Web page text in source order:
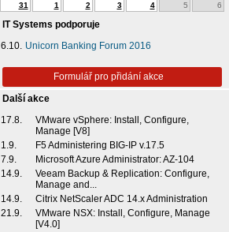
31
1 2 3 4 5 6
IT Systems podporuje
6.10. Unicorn Banking Forum 2016
Formulář pro přidání akce
Další akce
17.8.
VMware vSphere: Install, Configure,
Manage [V8]
1.9.
F5 Administering BIG-IP v.17.5
7.9.
Microsoft Azure Administrator: AZ-104
14.9.
Veeam Backup & Replication: Configure,
Manage and...
14.9.
Citrix NetScaler ADC 14.x Administration
21.9.
VMware NSX: Install, Configure, Manage
[V4.0]